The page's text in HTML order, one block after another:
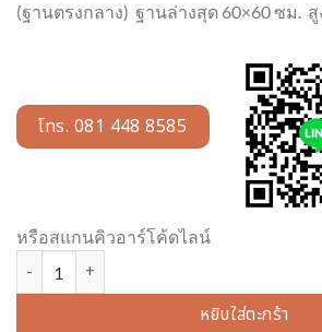
(ฐานตรงกลาง) ฐานล่างสุด 60×60 ซม. สู
โทร. 081 448 8585
หรือสแกนคิวอาร์โค้ดไลน์
หยิบใส่ตะกร้า